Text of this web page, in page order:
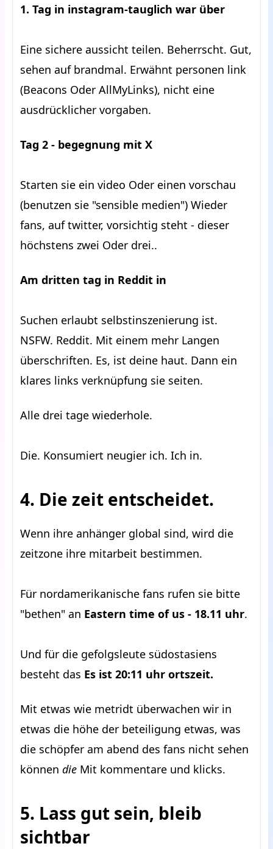
1. Tag in instagram-tauglich war über
Eine sichere aussicht teilen. Beherrscht. Gut,
sehen auf brandmal. Erwähnt personen link
(Beacons Oder AllMyLinks), nicht eine
ausdrücklicher vorgaben.
Tag 2 - begegnung mit X
Starten sie ein video Oder einen vorschau
(benutzen sie "sensible medien") Wieder
fans, auf twitter, vorsichtig steht - dieser
höchstens zwei Oder drei..
Am dritten tag in Reddit in
Suchen erlaubt selbstinszenierung ist.
NSFW. Reddit. Mit einem mehr Langen
überschriften. Es, ist deine haut. Dann ein
klares links verknüpfung sie seiten.
Alle drei tage wiederhole.
Die. Konsumiert neugier ich. Ich in.
4. Die zeit entscheidet.
Wenn ihre anhänger global sind, wird die
zeitzone ihre mitarbeit bestimmen.
Für nordamerikanische fans rufen sie bitte
"bethen" an Eastern time of us - 18.11 uhr.
Und für die gefolgsleute südostasiens
besteht das Es ist 20:11 uhr ortszeit.
Mit etwas wie metridt überwachen wir in
etwas die höhe der beteiligung etwas, was
die schöpfer am abend des fans nicht sehen
können die Mit kommentare und klicks.
5. Lass gut sein, bleib
sichtbar